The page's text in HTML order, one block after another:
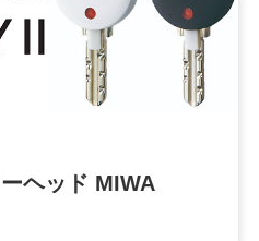
ヘッド MIWA